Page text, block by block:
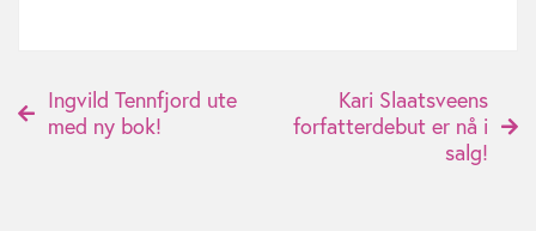
s
P Ingvild Tennfjord ute
med ny bok!
Kari Slaatsveens
forfatterdebut er nå i
salg!